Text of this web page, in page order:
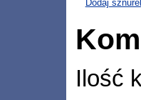
Dodaj
Ilość